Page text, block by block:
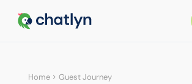
Home Guest Journey